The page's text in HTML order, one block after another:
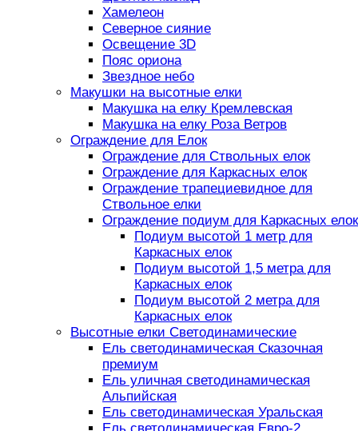
Хамелеон
Северное сияние
Освещение 3D
Пояс ориона
Звездное небо
Макушки на высотные елки
Макушка на елку Кремлевская
Макушка на елку Роза Ветров
Ограждение для Елок
Ограждение для Ствольных елок
Ограждение для Каркасных елок
Ограждение трапециевидное для
Ствольное елки
Ограждение подиум для Каркасных елок
Подиум высотой 1 метр для
Каркасных елок
Подиум высотой 1,5 метра для
Каркасных елок
Подиум высотой 2 метра для
Каркасных елок
Высотные елки Светодинамические
Ель светодинамическая Сказочная
премиум
Ель уличная светодинамическая
Альпийская
Ель светодинамическая Уральская